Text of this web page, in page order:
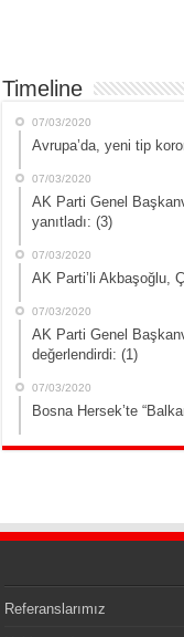
Timeline
07/03/2020
Avrupa’da, yeni tip
07/03/2020
AK Parti Genel
yanıtladı: (3)
07/03/2020
AK Parti’li Akbaşoğlu,
07/03/2020
AK Parti Genel
değerlendirdi: (1)
07/03/2020
Bosna Hersek’te
Referanslarımız